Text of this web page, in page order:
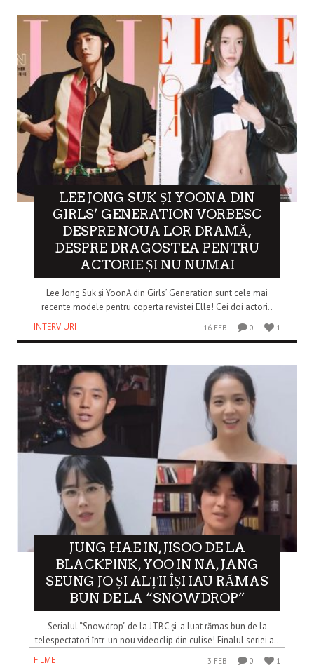
LEE JONG SUK ȘI YOONA DIN
GIRLS’ GENERATION VORBESC
DESPRE NOUA LOR DRAMĂ,
DESPRE DRAGOSTEA PENTRU
ACTORIE ȘI NU NUMAI
Lee Jong Suk și YoonA din Girls’ Generation sunt cele mai
recente modele pentru coperta revistei Elle! Cei doi actori..
INTERVIURI
16 FEB 0 1
JUNG HAE IN, JISOO DE LA
BLACKPINK, YOO IN NA, JANG
SEUNG JO ȘI ALȚII ÎȘI IAU RĂMAS
BUN DE LA “SNOWDROP”
Serialul “Snowdrop” de la JTBC și-a luat rămas bun de la
telespectatori într-un nou videoclip din culise! Finalul seriei a..
FILME
3 FEB 0 1